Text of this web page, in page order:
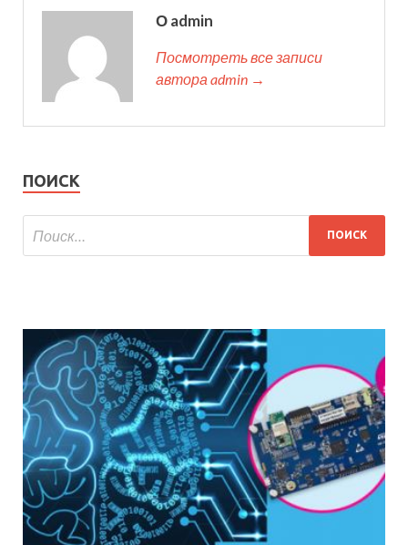
О admin
Посмотреть все записи
автора admin →
ПОИСК